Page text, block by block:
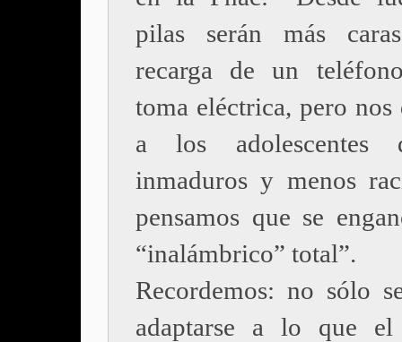
pilas serán más
recarga de un
toma eléctrica, pero
a los adolescentes
inmaduros y menos
pensamos que se
“inalámbrico” total”.
Recordemos: no sólo
adaptarse a lo que el